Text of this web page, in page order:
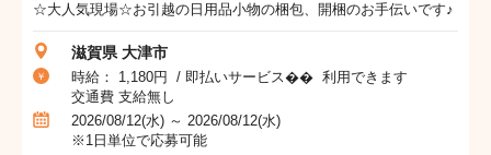
☆大人気現場☆お引越の日用品小物の梱包、開梱のお手伝いです♪
滋賀県 大津市
時給： 1,180円 / 即払いサービス�� 利用できます
交通費 支給無し
2026/08/12(水) ～ 2026/08/12(水)
※1日単位で応募可能